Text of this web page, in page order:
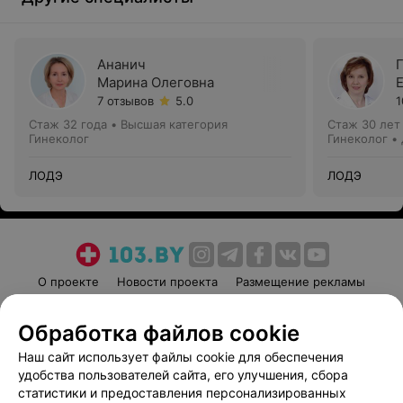
Ананич
Марина Олеговна
7 отзывов
5.0
Стаж 32 года • Высшая категория
Гинеколог
ЛОДЭ
Стаж 30 лет
Гинеколог
ЛОДЭ
О проекте Новости проекта
Размещение рекламы
Пользовательское соглашение
Способы оплаты
Вакансии
Партнеры
Написать руководителю 103.by
Обработка файлов cookie
Наш сайт использует файлы cookie для обеспечения
удобства пользователей сайта, его улучшения, сбора
статистики и предоставления персонализированных